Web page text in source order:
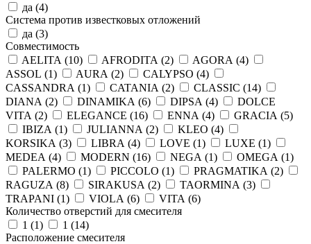
да (4)
Система против известковых отложений
да (3)
Совместимость
AELITA (10) AFRODITA (2) AGORA (4)
ASSOL (1) AURA (2) CALYPSO (4)
CASSANDRA (1) CATANIA (2) CLASSIC (14)
DIANA (2) DINAMIKA (6) DIPSA (4)
DOLCE
VITA (2) ELEGANCE (16) ENNA (4) GRACIA (5)
IBIZA (1) JULIANNA (2) KLEO (4)
KORSIKA (3) LIBRA (4) LOVE (1) LUXE (1)
MEDEA (4) MODERN (16) NEGA (1) OMEGA (1)
PALERMO (1) PICCOLO (1) PRAGMATIKA (2)
RAGUZA (8) SIRAKUSA (2) TAORMINA (3)
TRAPANI (1) VIOLA (6) VITA (6)
Количество отверстий для смесителя
1 (1) 1 (14)
Расположение смесителя